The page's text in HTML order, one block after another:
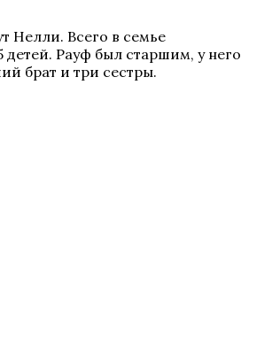
Нелли. Всего в семье
детей. Рауф был старшим, у него
брат и три сестры.